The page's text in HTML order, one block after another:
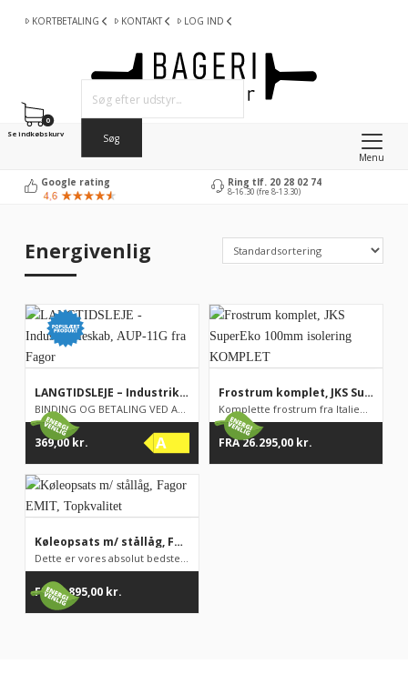
KORTBETALING KONTAKT LOG IND
Menu
0
Se indkøbskurv
Google rating Ring tlf. 20 28 02 74
8-16.30 (fre 8-13.30)
Energivenlig
LANGTIDSLEJE – Industrikøleskab, AUP-11G fra Fagor
BINDING OG BETALING VED AFTALENS INDGÅELSE: Før levering betal...
369,00 kr. A
Frostrum komplet, JKS SuperEko 100mm isolering KOMPLET
FRA26.295,00 kr.
Køleopsats m/ stållåg, Fagor EMIT, Topkvalitet
FRA4.895,00 kr.